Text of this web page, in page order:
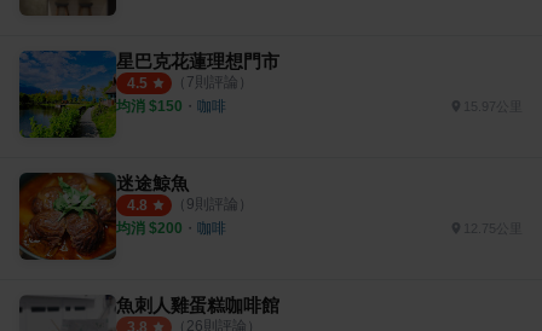
星巴克花蓮理想門市
4.5 （ 7則評論）
均消 $150 ・ 咖啡 15.97公里
迷途鯨魚
4.8 （ 9則評論）
均消 $200 ・ 咖啡 12.75公里
魚刺人雞蛋糕咖啡館
3.8 （ 26則評論）